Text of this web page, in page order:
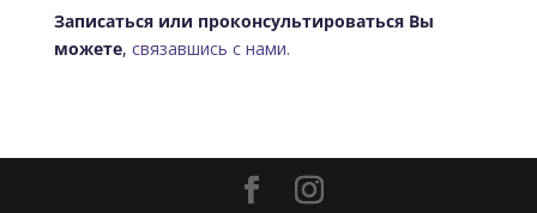
Записаться или проконсультироваться Вы
можете, связавшись с нами.